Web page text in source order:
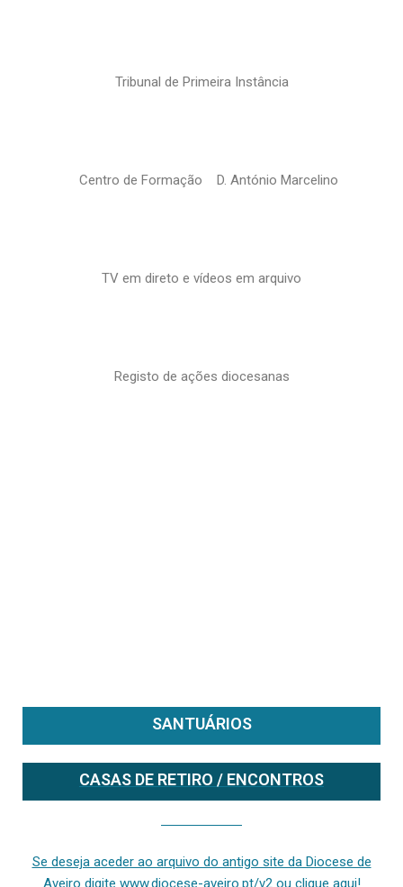
Tribunal de Primeira Instância
Centro de Formação D. António Marcelino
TV em direto e vídeos em arquivo
Registo de ações diocesanas
SANTUÁRIOS
CASAS DE RETIRO / ENCONTROS
Se deseja aceder ao arquivo do antigo site da Diocese de
Aveiro digite www.diocese-aveiro.pt/v2 ou clique aqui!